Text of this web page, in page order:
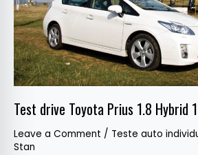
Test drive Toyota Prius 1.8 Hybrid
Leave a Comment / Teste auto
Stan
136
CP